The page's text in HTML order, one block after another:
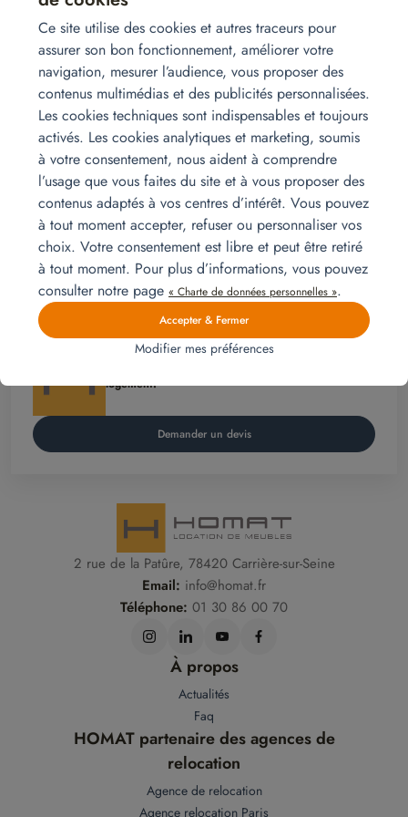
de location de meubles pour expatriés à disposition des
sociétés de relocation qui partagent ces valeurs.
Nous avons adhéré à ReloQIcar nous partageons ces
valeurs et nous souhaitons que l’intégralité de la valeur
de notre prestation serve l’intérêt du client, et ce, en
toute transparence.
#relo #expat #locationdemeubles #locationmobilier
#furniturerental #move #mobilitéinternationale
#globalmobility #reloqi
Prenez contact
Homat, La location de meubles estla solution
logement.
Demander un devis
2 rue de la Patûre, 78420 Carrière-sur-Seine
Email: info@homat.fr
Téléphone: 01 30 86 00 70
À propos
Actualités
Faq
HOMAT partenaire des agences de
relocation
Agence de relocation
Agence relocation Paris
Ce site utilise des cookies et autres traceurs pour
assurer son bon fonctionnement, améliorer votre
navigation, mesurer l’audience, vous proposer des
contenus multimédias et des publicités personnalisées.
Les cookies techniques sont indispensables et toujours
activés. Les cookies analytiques et marketing, soumis
à votre consentement, nous aident à comprendre
l’usage que vous faites du site et à vous proposer des
contenus adaptés à vos centres d’intérêt. Vous pouvez
à tout moment accepter, refuser ou personnaliser vos
choix. Votre consentement est libre et peut être retiré
à tout moment. Pour plus d’informations, vous pouvez
consulter notre page « Charte de données personnelles ».
Accepter & Fermer
Modifier mes préférences